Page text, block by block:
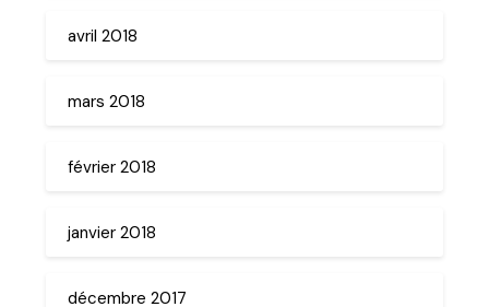
avril 2018
mars 2018
février 2018
janvier 2018
décembre 2017